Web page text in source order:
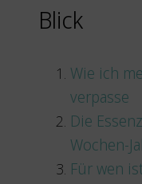
Blick
Wie ich
verpasse
Die
Wochen-
Für wen